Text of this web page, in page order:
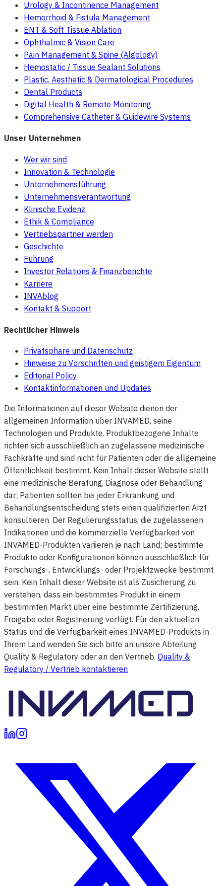
Urology & Incontinence Management
Hemorrhoid & Fistula Management
ENT & Soft Tissue Ablation
Ophthalmic & Vision Care
Pain Management & Spine (Algology)
Hemostatic / Tissue Sealant Solutions
Plastic, Aesthetic & Dermatological Procedures
Dental Products
Digital Health & Remote Monitoring
Comprehensive Catheter & Guidewire Systems
Unser Unternehmen
Wer wir sind
Innovation & Technologie
Unternehmensführung
Unternehmensverantwortung
Klinische Evidenz
Ethik & Compliance
Vertriebspartner werden
Geschichte
Führung
Investor Relations & Finanzberichte
Karriere
INVAblog
Kontakt & Support
Rechtlicher Hinweis
Privatsphäre und Datenschutz
Hinweise zu Vorschriften und geistigem Eigentum
Editorial Policy
Kontaktinformationen und Updates
Die Informationen auf dieser Website dienen der
allgemeinen Information über INVAMED, seine
Technologien und Produkte. Produktbezogene Inhalte
richten sich ausschließlich an zugelassene medizinische
Fachkräfte und sind nicht für Patienten oder die allgemeine
Öffentlichkeit bestimmt. Kein Inhalt dieser Website stellt
eine medizinische Beratung, Diagnose oder Behandlung
dar; Patienten sollten bei jeder Erkrankung und
Behandlungsentscheidung stets einen qualifizierten Arzt
konsultieren. Der Regulierungsstatus, die zugelassenen
Indikationen und die kommerzielle Verfügbarkeit von
INVAMED-Produkten variieren je nach Land; bestimmte
Produkte oder Konfigurationen können ausschließlich für
Forschungs-, Entwicklungs- oder Projektzwecke bestimmt
sein. Kein Inhalt dieser Website ist als Zusicherung zu
verstehen, dass ein bestimmtes Produkt in einem
bestimmten Markt über eine bestimmte Zertifizierung,
Freigabe oder Registrierung verfügt. Für den aktuellen
Status und die Verfügbarkeit eines INVAMED-Produkts in
Ihrem Land wenden Sie sich bitte an unsere Abteilung
Quality & Regulatory oder an den Vertrieb. Quality &
Regulatory / Vertrieb kontaktieren